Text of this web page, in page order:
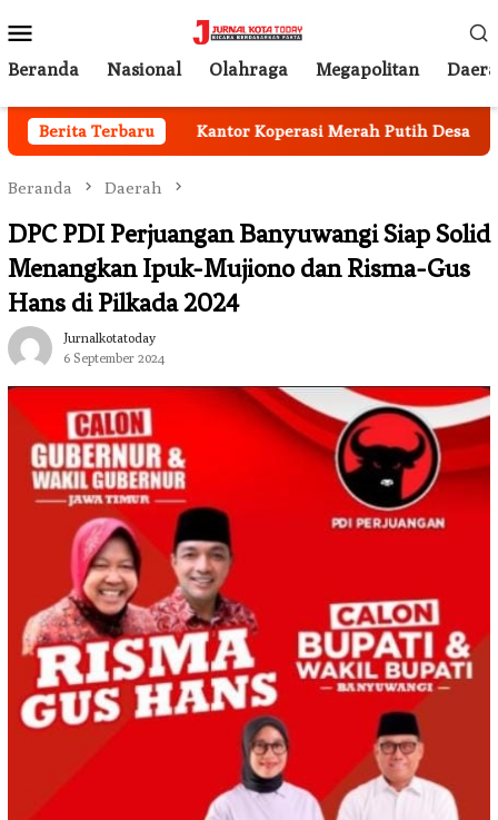
ke
kontenMobile
Beranda Nasional Olahraga Megapolitan
Berita TerbaruKantor Koperasi Merah Putih Desa
Beranda Daerah
DPC PDI Perjuangan Banyuwangi Siap Solid
Menangkan Ipuk-Mujiono dan Risma-Gus
Hans di Pilkada 2024
Jurnalkotatoday
6 September 2024